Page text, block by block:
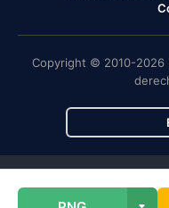
Copyright © 2010-2026